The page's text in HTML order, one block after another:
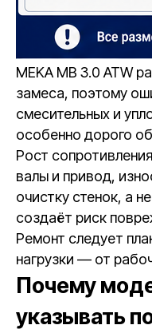
MEKA MB 3.0 ATW
замеса, поэтому
смесительных и
особенно дорого
Рост
валы и привод,
очистку стенок, а
создаёт риск
Ремонт следует
нагрузки — от
Почему
указывать